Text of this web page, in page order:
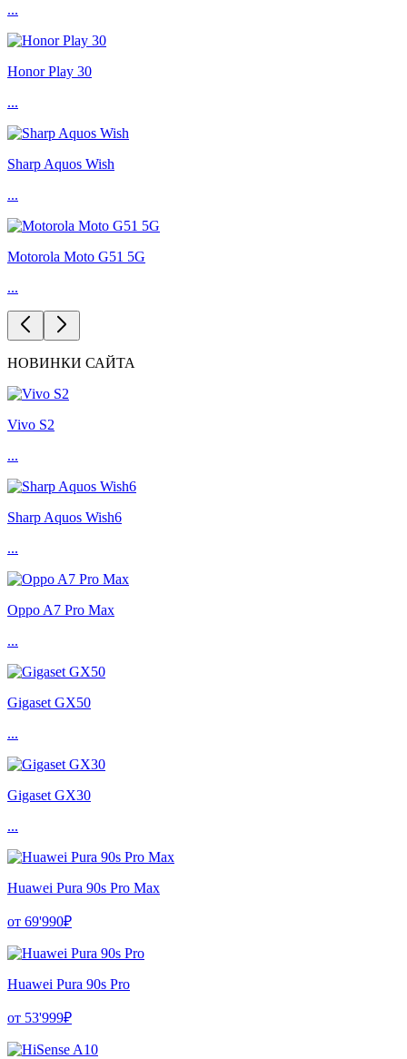
...
Honor Play 30
...
Sharp Aquos Wish
...
Motorola Moto G51 5G
...
НОВИНКИ САЙТА
Vivo S2
...
Sharp Aquos Wish6
...
Oppo A7 Pro Max
...
Gigaset GX50
...
Gigaset GX30
...
Huawei Pura 90s Pro Max
от 69'990₽
Huawei Pura 90s Pro
от 53'999₽